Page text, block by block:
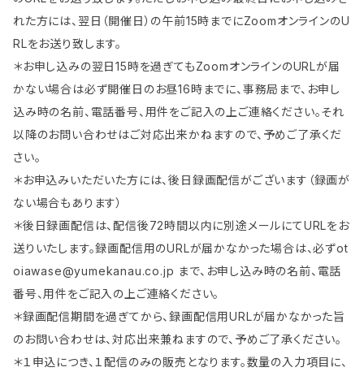
れた方には、翌日（開催日）の午前15時までにZoomオンラインのU
RLをお送り致します。
＊お申し込みの翌日15時を過ぎてもZoomオンラインのURLが届
かない場合は必ず開催日のお昼16時までに、事務局まで、お申し
込み時の名前、電話番号、用件をご記入の上ご連絡ください。それ
以降のお問い合わせはご対応出来かねますので、予めご了承くだ
さい。
＊お申込みいただいた方には、後日録画配信がございます（録画が
ない場合もあります）
＊後日録画配信は、配信後72時間以内に別途メールにてURLをお
送りいたします。録画配信用のURLが届かなかった場合は、必ずot
oiawase@yumekanau.co.jp まで、お申し込み時の名前、電話
番号、用件をご記入の上ご連絡ください。
＊録画配信期間を過ぎてから、録画配信用URLが届かなかった旨
のお問い合わせは、対応出来兼ねますので、予めご了承ください。
＊１申込につき、１配信のみの販売となります。数量の入力項目に、